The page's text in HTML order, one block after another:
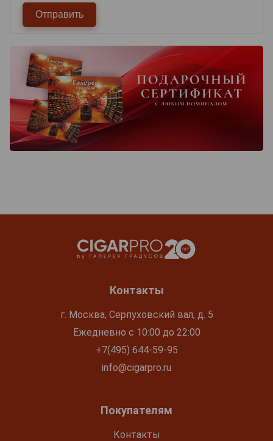
Контакты
г. Москва, Серпуховский вал, д. 5
Ежедневно с 10:00 до 22:00
+7(495) 644-59-95
info@cigarpro.ru
Покупателям
Контакты